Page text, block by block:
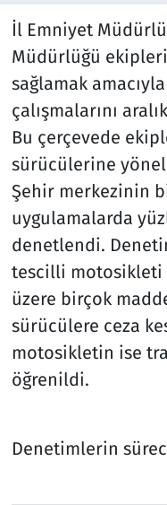
İl Emniyet
Müdürlüğü
sağlamak
çalışmalarını
Bu çerçevede
sürücülerine
Şehir merkezinin
uygulamalarda
denetlendi.
tescilli motosikleti
üzere birçok
sürücülere ceza
motosikletin ise
öğrenildi.
Seçim 2023
Spor
Teknoloji ve
Televizyon